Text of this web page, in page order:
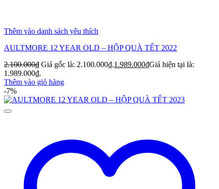
Thêm vào danh sách yêu thích
AULTMORE 12 YEAR OLD – HỘP QUÀ TẾT 2022
2.100.000₫ Giá gốc là: 2.100.000₫.1.989.000₫Giá hiện tại là:
1.989.000₫.
Thêm vào giỏ hàng
-7%